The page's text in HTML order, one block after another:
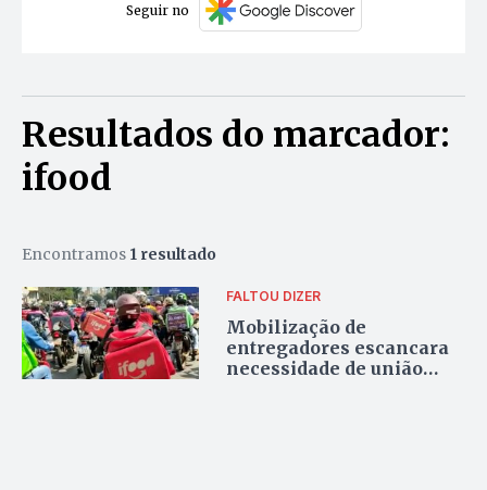
Seguir no
Resultados do marcador:
ifood
Encontramos 1 resultado
FALTOU DIZER
Mobilização de
entregadores escancara
necessidade de união